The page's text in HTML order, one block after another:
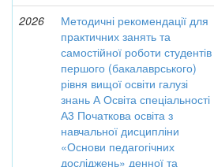
2026
Методичні рекомендації для
практичних занять та
самостійної роботи студентів
першого (бакалаврського)
рівня вищої освіти галузі
знань А Освіта спеціальності
А3 Початкова освіта з
навчальної дисципліни
«Основи педагогічних
досліджень» денної та